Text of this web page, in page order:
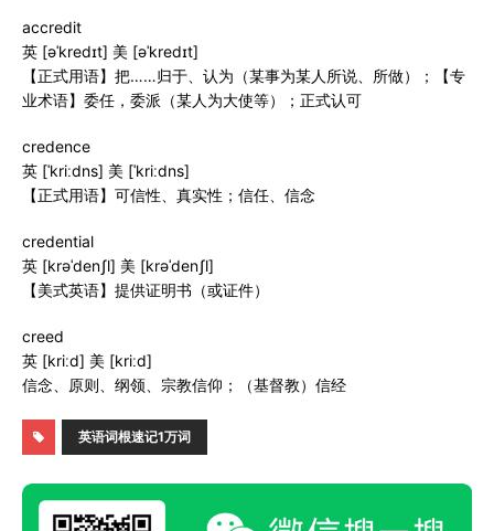
accredit
英 [əˈkredɪt] 美 [əˈkredɪt]
【正式用语】把……归于、认为（某事为某人所说、所做）；【专
业术语】委任，委派（某人为大使等）；正式认可
credence
英 [ˈkriːdns] 美 [ˈkriːdns]
【正式用语】可信性、真实性；信任、信念
credential
英 [krəˈdenʃl] 美 [krəˈdenʃl]
【美式英语】提供证明书（或证件）
creed
英 [kriːd] 美 [kriːd]
信念、原则、纲领、宗教信仰；（基督教）信经
英语词根速记1万词